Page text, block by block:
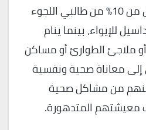
وأشار التقرير إلى أن أقل من 10٪ من طالبي اللجوء
للإيواء، بينما ينام
ملاجئ الطوارئ أو مساكن
معاناة صحية ونفسية
إذ يعاني 88٪ منهم من مشاكل صحية
معيشتهم المتدهورة.